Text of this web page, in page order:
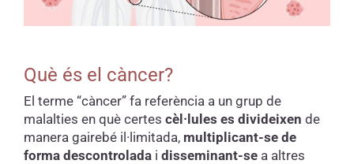
Què és el càncer?
El terme “càncer” fa referència a un grup de
malalties en què certes cèl·lules es divideixen de
manera gairebé il·limitada, multiplicant-se de
forma descontroladai disseminant-sea altres